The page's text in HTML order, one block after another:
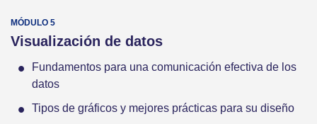
Visualización de datos
Fundamentos para una comunicación efectiva de los
datos
Tipos de gráficos y mejores prácticas para su diseño